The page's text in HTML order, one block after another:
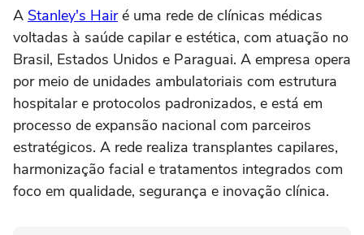
A Stanley's Hairé uma rede de clínicas médicas
voltadas à saúde capilar e estética, com atuação no
Brasil, Estados Unidos e Paraguai. A empresa opera
por meio de unidades ambulatoriais com estrutura
hospitalar e protocolos padronizados, e está em
processo de expansão nacional com parceiros
estratégicos. A rede realiza transplantes capilares,
harmonização facial e tratamentos integrados com
foco em qualidade, segurança e inovação clínica.